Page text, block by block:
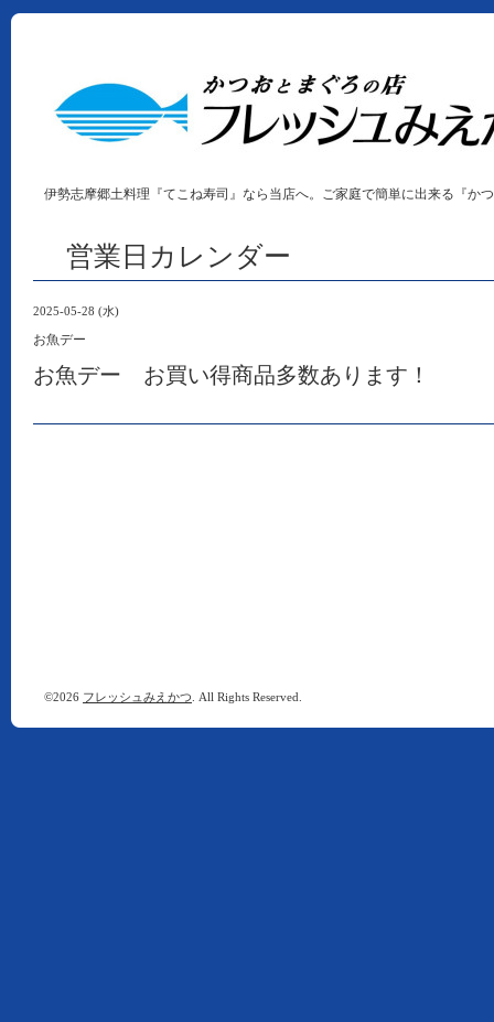
伊勢志摩郷土料理『てこね寿司』なら当店へ。ご家庭で簡単に出来る『か
営業日カレンダー
2025-05-28 (水)
お魚デー
お魚デー お買い得商品多数あります！
©2026 フレッシュみえかつ . All Rights Reserved.